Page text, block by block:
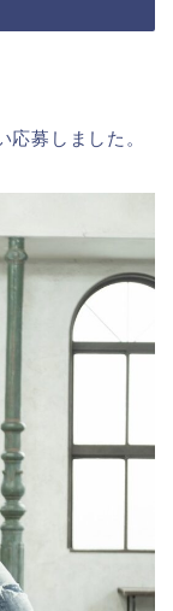
募しました。